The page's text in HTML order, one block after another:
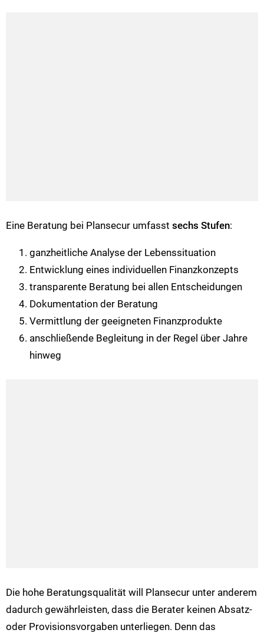
Eine Beratung bei Plansecur umfasst sechs Stufen:
ganzheitliche Analyse der Lebenssituation
Entwicklung eines individuellen Finanzkonzepts
transparente Beratung bei allen Entscheidungen
Dokumentation der Beratung
Vermittlung der geeigneten Finanzprodukte
anschließende Begleitung in der Regel über Jahre
hinweg
Die hohe Beratungsqualität will Plansecur unter anderem
dadurch gewährleisten, dass die Berater keinen Absatz-
oder Provisionsvorgaben unterliegen. Denn das